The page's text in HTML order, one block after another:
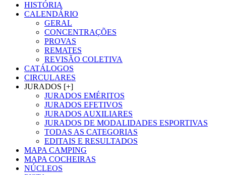
HISTÓRIA
CALENDÁRIO
GERAL
CONCENTRAÇÕES
PROVAS
REMATES
REVISÃO COLETIVA
CATÁLOGOS
CIRCULARES
JURADOS [+]
JURADOS EMÉRITOS
JURADOS EFETIVOS
JURADOS AUXILIARES
JURADOS DE MODALIDADES ESPORTIVAS
TODAS AS CATEGORIAS
EDITAIS E RESULTADOS
MAPA CAMPING
MAPA COCHEIRAS
NÚCLEOS